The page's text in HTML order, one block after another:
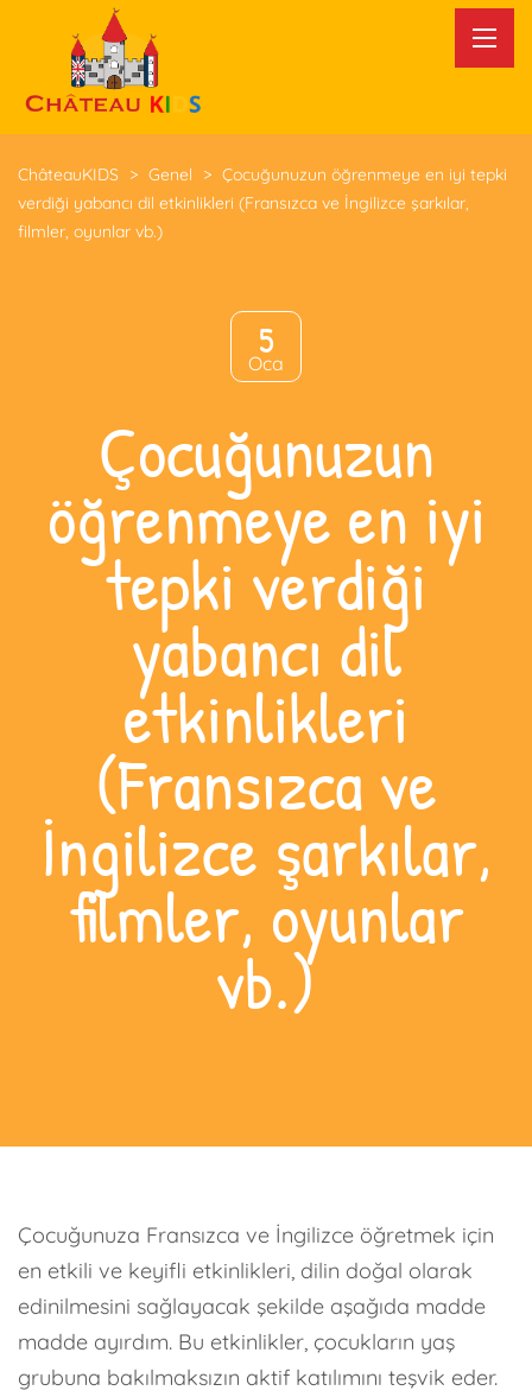
ChâteauKIDS > Genel > Çocuğunuzun öğrenmeye en iyi tepki
verdiği yabancı dil etkinlikleri (Fransızca ve İngilizce şarkılar,
filmler, oyunlar vb.)
5
Oca
Çocuğunuzun
öğrenmeye en iyi
tepki verdiği
yabancı dil
etkinlikleri
(Fransızca ve
İngilizce şarkılar,
filmler, oyunlar
vb.)
Çocuğunuza Fransızca ve İngilizce öğretmek için
en etkili ve keyifli etkinlikleri, dilin doğal olarak
edinilmesini sağlayacak şekilde aşağıda madde
madde ayırdım. Bu etkinlikler, çocukların yaş
grubuna bakılmaksızın aktif katılımını teşvik eder.